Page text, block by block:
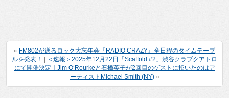
« FM802が送るロック大忘年会『RADIO CRAZY』全日程のタイムテーブ
ルを発表！
＜速報＞2025年12月22日「Scaffold #2」渋谷クラブクアトロ
にて開催決定｜Jim O‘Rourkeと石橋英子が2回目のゲストに招いたのはア
ーティストMichael Smith (NY)»